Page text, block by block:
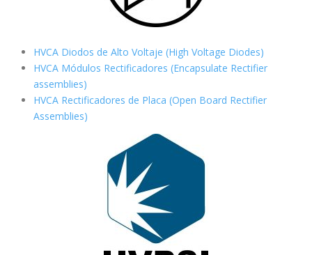
HVCA Diodos de Alto Voltaje (High Voltage Diodes)
HVCA Módulos Rectificadores (Encapsulate Rectifier
assemblies)
HVCA Rectificadores de Placa (Open Board Rectifier
Assemblies)